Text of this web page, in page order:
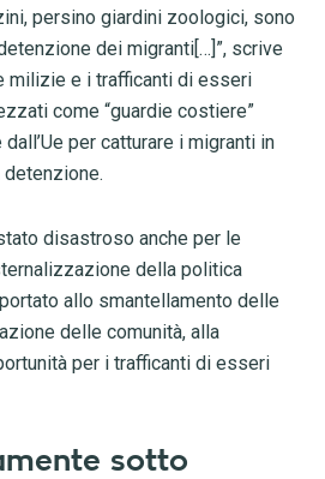
persino giardini zoologici, sono
dei migranti[…]”, scrive
milizie e i trafficanti di esseri
come “guardie costiere”
per catturare i migranti in
disastroso anche per le
della politica
allo smantellamento delle
delle comunità, alla
per i trafficanti di esseri
sotto